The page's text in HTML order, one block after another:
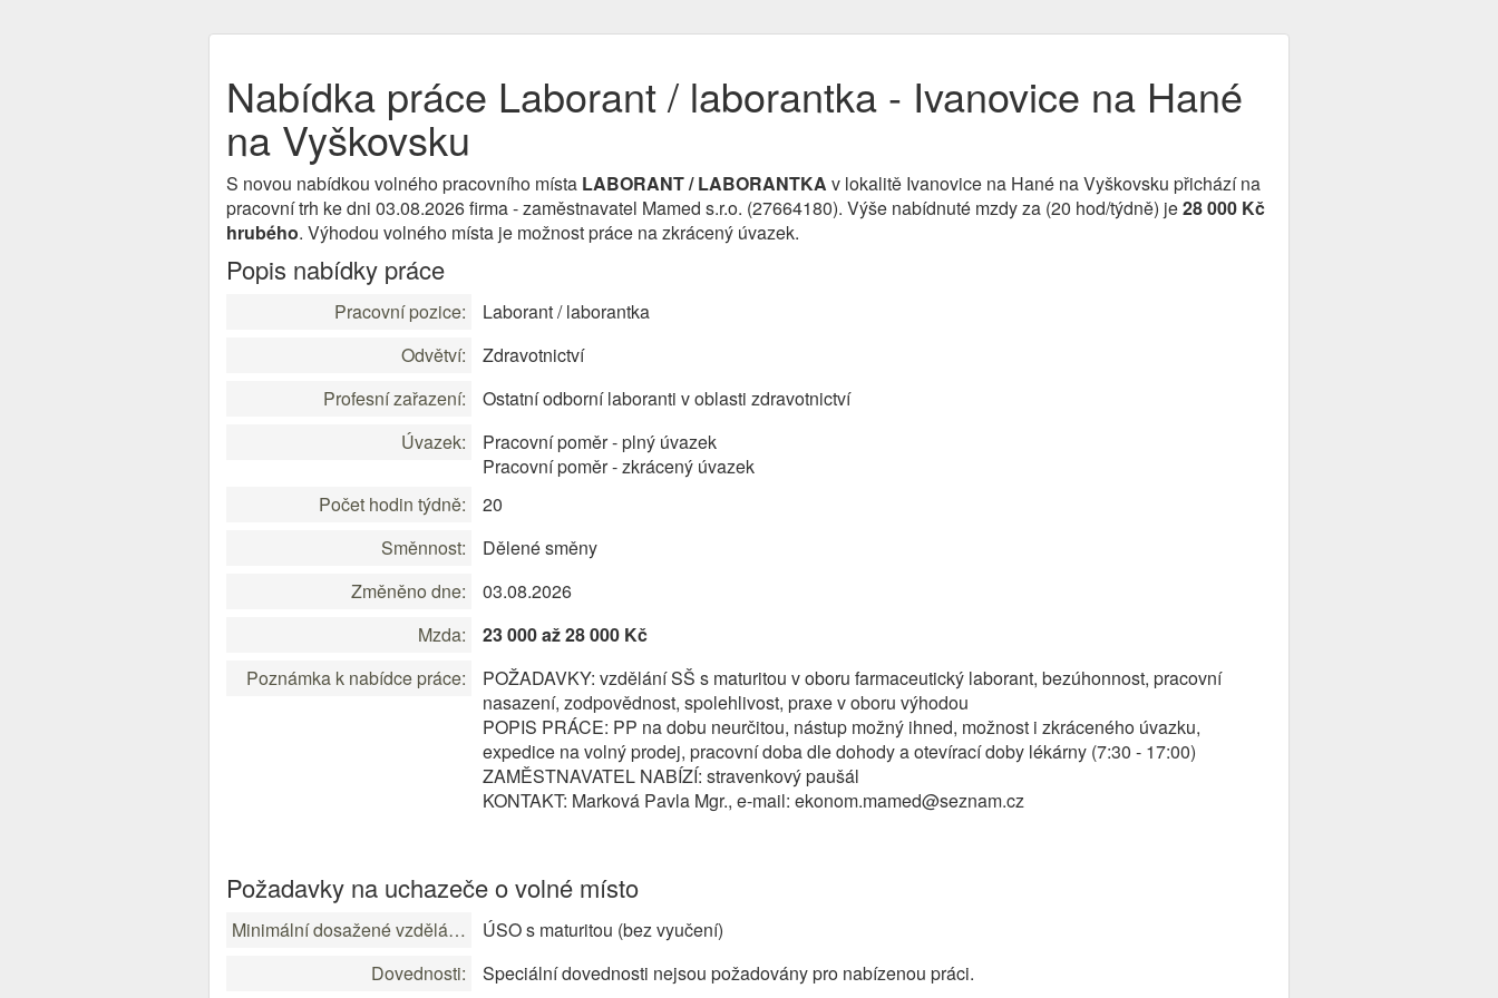
Nabídka práce Laborant / laborantka - Ivanovice na Hané
na Vyškovsku
S novou nabídkou volného pracovního místa LABORANT / LABORANTKA v lokalitě Ivanovice na Hané na Vyškovsku přichází na
pracovní trh ke dni 03.08.2026 firma - zaměstnavatel Mamed s.r.o. (27664180). Výše nabídnuté mzdy za (20 hod/týdně) je28 000 Kč
hrubého. Výhodou volného místa je možnost práce na zkrácený úvazek.
Popis nabídky práce
Pracovní pozice:
Laborant / laborantka
Odvětví:
Zdravotnictví
Profesní zařazení:
Ostatní odborní laboranti v oblasti zdravotnictví
Úvazek:
Pracovní poměr - plný úvazek
Pracovní poměr - zkrácený úvazek
Počet hodin týdně:
20
Směnnost:
Dělené směny
Změněno dne:
03.08.2026
Mzda:
23 000 až 28 000 Kč
Poznámka k nabídce práce:
POŽADAVKY: vzdělání SŠ s maturitou v oboru farmaceutický laborant, bezúhonnost, pracovní
nasazení, zodpovědnost, spolehlivost, praxe v oboru výhodou
POPIS PRÁCE: PP na dobu neurčitou, nástup možný ihned, možnost i zkráceného úvazku,
expedice na volný prodej, pracovní doba dle dohody a otevírací doby lékárny (7:30 - 17:00)
ZAMĚSTNAVATEL NABÍZÍ: stravenkový paušál
KONTAKT: Marková Pavla Mgr., e-mail: ekonom.mamed@seznam.cz
Požadavky na uchazeče o volné místo
Minimální dosažené vzdělání:
ÚSO s maturitou (bez vyučení)
Dovednosti:
Speciální dovednosti nejsou požadovány pro nabízenou práci.